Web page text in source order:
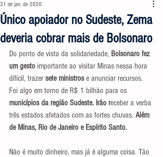
Único apoiador no Sudeste, Zema
deveria cobrar mais de Bolsonaro
31 de jan. de 2020
Do ponto de vista da solidariedade, Bolsonaro fez
um gesto importante ao visitar Minas nessa hora
difícil, trazer sete ministros e anunciar recursos.
Foi algo em torno de R$ 1 bilhão para os
municípios da região Sudeste. Irão receber a verba
três estados afetados com as fortes chuvas. Além
de Minas, Rio de Janeiro e Espírito Santo.
Não é muito dinheiro, mas já é alguma coisa. Tão